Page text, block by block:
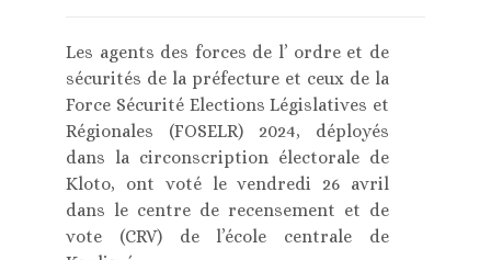
Les agents des forces de l’ ordre et de
sécurités de la préfecture et ceux de la
Force Sécurité Elections Législatives et
Régionales (FOSELR) 2024, déployés
dans la circonscription électorale de
Kloto, ont voté le vendredi 26 avril
dans le centre de recensement et de
vote (CRV) de l’école centrale de